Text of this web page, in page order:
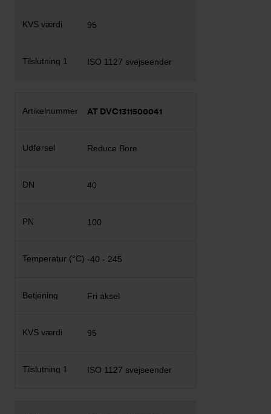
95
ISO 1127 svejseender
AT DVC1311500041
Reduce Bore
40
100
-40 - 245
Fri aksel
95
ISO 1127 svejseender